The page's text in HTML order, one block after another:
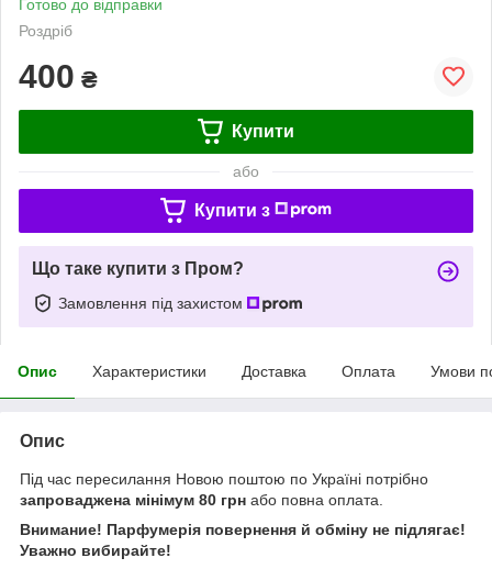
Готово до відправки
Роздріб
400 ₴
Купити
або
Купити з
Що таке купити з Пром?
Замовлення під захистом
Опис Характеристики Доставка Оплата Умови
Опис
Під час пересилання Новою поштою по Україні потрібно
запроваджена мінімум 80 грн або повна оплата.
Внимание! Парфумерія повернення й обміну не підлягає!
Уважно вибирайте!